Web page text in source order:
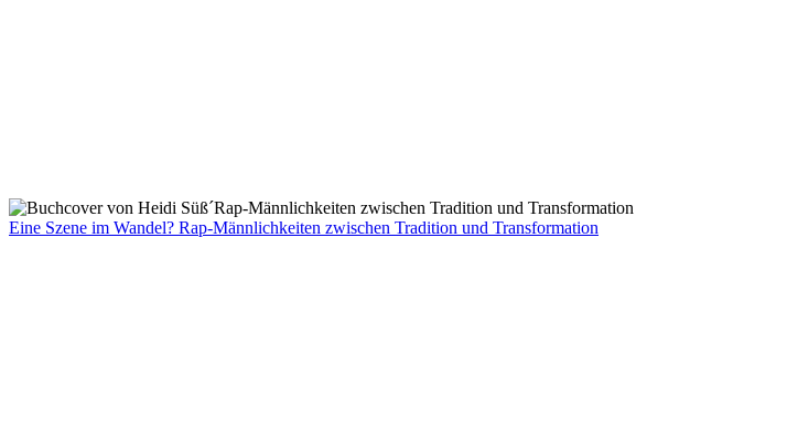
Eine Szene im Wandel? Rap-Männlichkeiten zwischen Tradition und Transformation